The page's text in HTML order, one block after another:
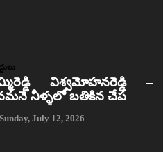
విశ్వమోహనరెడ్డి –
నీళ్ళలో బతికిన చేప
Sunday, July 12, 2026